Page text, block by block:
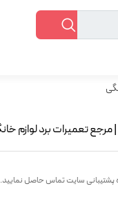
پشتیبانی سایت تماس حاصل نمایید.